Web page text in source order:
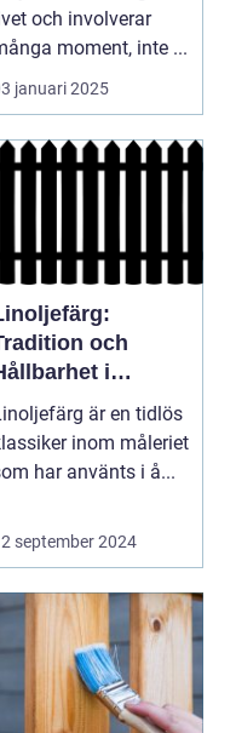
och involverar
moment, inte ...
januari 2025
och
i
Tappning
är en tidlös
inom måleriet
har använts i å...
september 2024